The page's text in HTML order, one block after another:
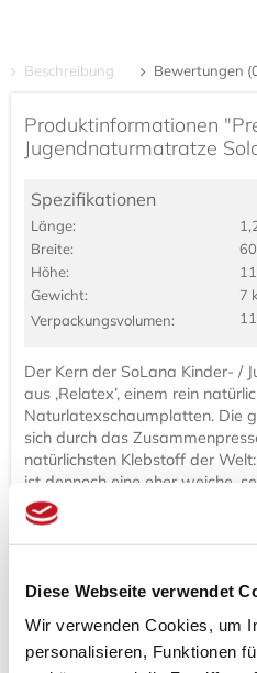
Diese Webseite verwendet
Wir verwenden Cookies, um
personalisieren, Funktionen
Beschreibung Bewertungen
Produktinformationen
Jugendnaturmatratze
Spezifikationen
Länge:
Breite:
Höhe:
Gewicht:
7
Verpackungs­volumen:
Der Kern der SoLana Kinder- /
aus ‚Relatex’, einem rein
Naturlatexschaumplatten. Die
sich durch das
natürlichsten Klebstoff der
ist dennoch eine eher weiche,
Matratze mit guten
besonders für drucksensible
Kinder-/Jugendmatratzen ist
Empfehlungen: von 2-16 Jahre
Rückenlage